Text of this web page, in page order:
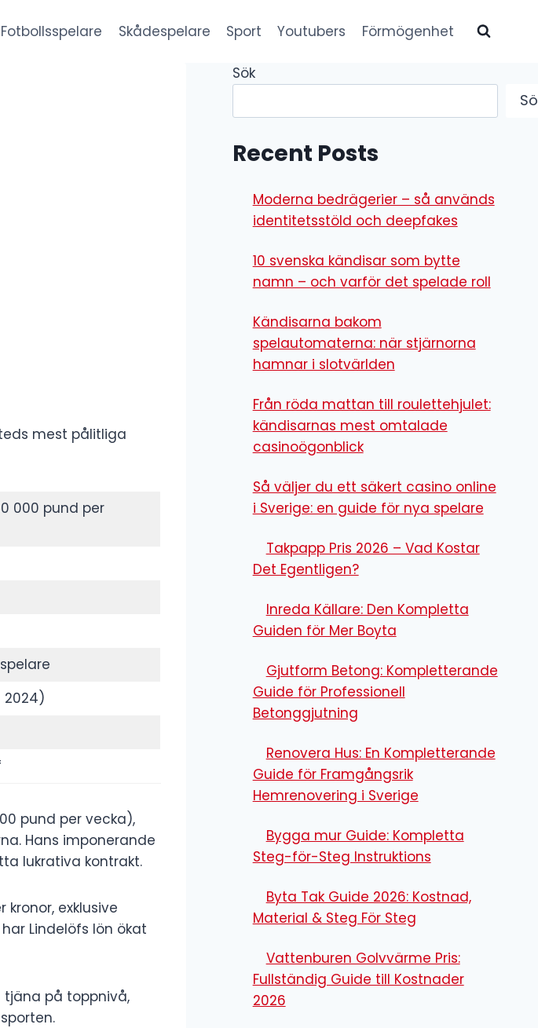
Fotbollsspelare Skådespelare Sport Youtubers Förmögenhet
mest pålitliga
000 pund per
pund per vecka),
Hans imponerande
lukrativa kontrakt.
exklusive
Lindelöfs lön ökat
på toppnivå,
Sök
Recent Posts
Moderna bedrägerier – så används
identitetsstöld och deepfakes
10 svenska kändisar som bytte
namn – och varför det spelade roll
Kändisarna bakom
spelautomaterna: när stjärnorna
hamnar i slotvärlden
Från röda mattan till roulettehjulet:
kändisarnas mest omtalade
casinoögonblick
Så väljer du ett säkert casino online
i Sverige: en guide för nya spelare
Takpapp Pris 2026 – Vad Kostar
Det Egentligen?
Inreda Källare: Den Kompletta
Guiden för Mer Boyta
Gjutform Betong: Kompletterande
Guide för Professionell
Betonggjutning
Renovera Hus: En Kompletterande
Guide för Framgångsrik
Hemrenovering i Sverige
Bygga mur Guide: Kompletta
Steg-för-Steg Instruktions
Byta Tak Guide 2026: Kostnad,
Material & Steg För Steg
Vattenburen Golvvärme Pris:
Fullständig Guide till Kostnader
2026